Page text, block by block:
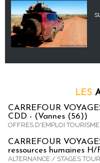
LES
CARREFOUR
CDD - (Vannes (56))
OFFRES D'EMPLOI TOURISME
CARREFOUR
ressources humaines
ALTERNANCE / STAGES